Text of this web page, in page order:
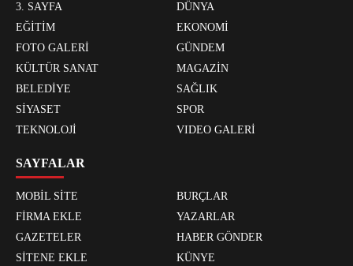
3. SAYFA
DÜNYA
EĞİTİM
EKONOMİ
FOTO GALERİ
GÜNDEM
KÜLTÜR SANAT
MAGAZİN
BELEDİYE
SAĞLIK
SİYASET
SPOR
TEKNOLOJİ
VIDEO GALERİ
SAYFALAR
MOBİL SİTE
BURÇLAR
FİRMA EKLE
YAZARLAR
GAZETELER
HABER GÖNDER
SİTENE EKLE
KÜNYE